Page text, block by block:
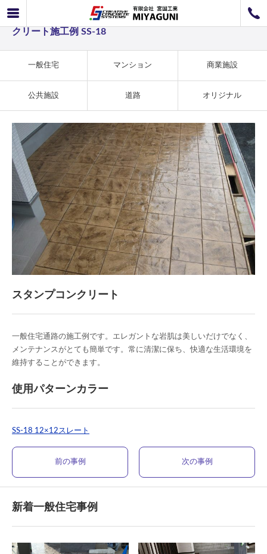
お問い合わせ 工事のお見積もり
一般住宅事例 エレガントな岩肌が美しいスタンプコン
クリート施工例 SS-18
一般住宅 マンション 商業施設
公共施設 道路 オリジナル
スタンプコンクリート
一般住宅通路の施工例です。エレガントな岩肌は美しいだけでなく、
メンテナンスがとても簡単です。常に清潔に保ち、快適な生活環境を
維持することができます。
使用パターンカラー
SS-18 12×12スレート
前の事例 次の事例
新着一般住宅事例